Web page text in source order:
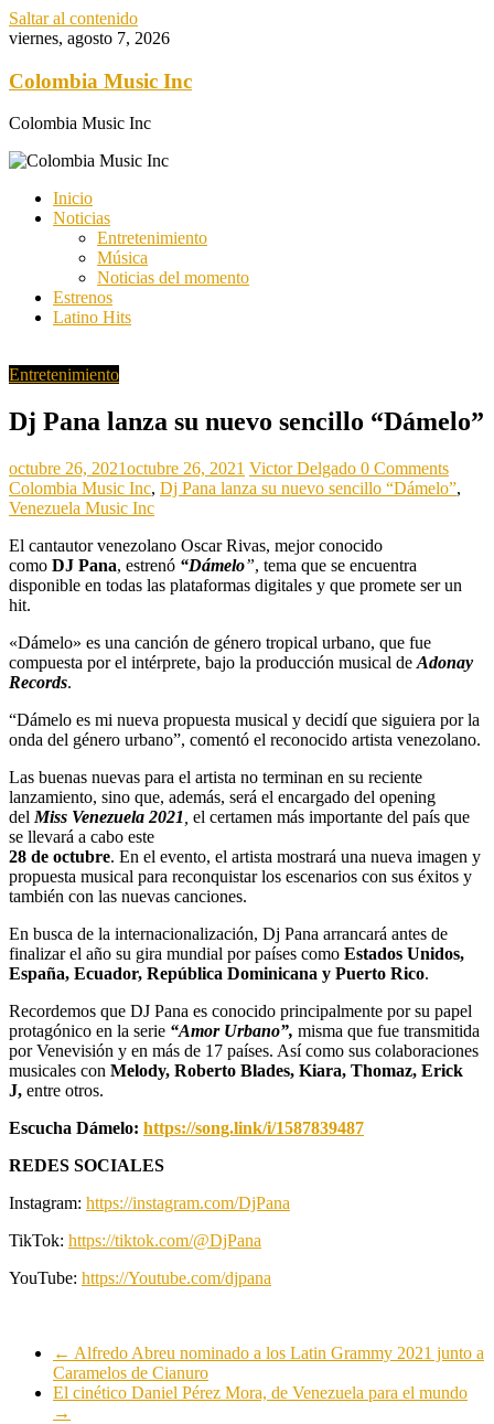
Saltar al contenido
viernes, agosto 7, 2026
Colombia Music Inc
Colombia Music Inc
Inicio
Noticias
Entretenimiento
Música
Noticias del momento
Estrenos
Latino Hits
Entretenimiento
Dj Pana lanza su nuevo sencillo “Dámelo”
octubre 26, 2021octubre 26, 2021 Victor Delgado 0 Comments
Colombia Music Inc, Dj Pana lanza su nuevo sencillo “Dámelo”,
Venezuela Music Inc
El cantautor venezolano Oscar Rivas, mejor conocido
como DJ Pana, estrenó “Dámelo”, tema que se encuentra
disponible en todas las plataformas digitales y que promete ser un
hit.
«Dámelo» es una canción de género tropical urbano, que fue
compuesta por el intérprete, bajo la producción musical de Adonay
Records.
“Dámelo es mi nueva propuesta musical y decidí que siguiera por la
onda del género urbano”, comentó el reconocido artista venezolano.
Las buenas nuevas para el artista no terminan en su reciente
lanzamiento, sino que, además, será el encargado del opening
del Miss Venezuela 2021 el certamen más importante del país que
se llevará a cabo este
28 de octubre. En el evento, el artista mostrará una nueva imagen y
propuesta musical para reconquistar los escenarios con sus éxitos y
también con las nuevas canciones.
En busca de la internacionalización, Dj Pana arrancará antes de
finalizar el año su gira mundial por países como Estados Unidos,
España, Ecuador, República Dominicana y Puerto Rico.
Recordemos que DJ Pana es conocido principalmente por su papel
protagónico en la serie “Amor Urbano”, misma que fue transmitida
por Venevisión y en más de 17 países. Así como sus colaboraciones
musicales con Melody, Roberto Blades, Kiara, Thomaz, Erick
J, entre otros.
Escucha Dámelo: https://song.link/i/1587839487
REDES SOCIALES
Instagram: https://instagram.com/DjPana
TikTok: https://tiktok.com/@DjPana
YouTube: https://Youtube.com/djpana
← Alfredo Abreu nominado a los Latin Grammy 2021 junto a
Caramelos de Cianuro
El cinético Daniel Pérez Mora, de Venezuela para el mundo
→